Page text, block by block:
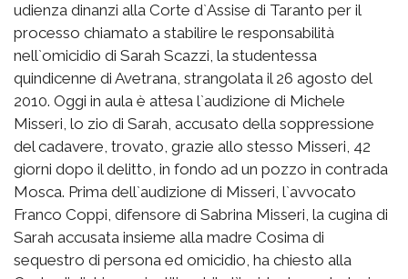
udienza dinanzi alla Corte d`Assise di Taranto per il
processo chiamato a stabilire le responsabilità
nell`omicidio di Sarah Scazzi, la studentessa
quindicenne di Avetrana, strangolata il 26 agosto del
2010. Oggi in aula è attesa l`audizione di Michele
Misseri, lo zio di Sarah, accusato della soppressione
del cadavere, trovato, grazie allo stesso Misseri, 42
giorni dopo il delitto, in fondo ad un pozzo in contrada
Mosca. Prima dell`audizione di Misseri, l`avvocato
Franco Coppi, difensore di Sabrina Misseri, la cugina di
Sarah accusata insieme alla madre Cosima di
sequestro di persona ed omicidio, ha chiesto alla